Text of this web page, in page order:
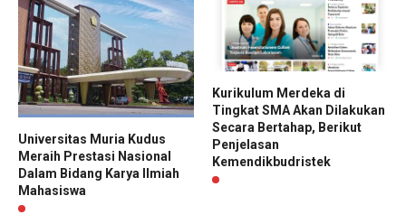
Universitas Muria Kudus
Meraih Prestasi Nasional
Dalam Bidang Karya Ilmiah
Mahasiswa
Kurikulum Merdeka di
Tingkat SMA Akan Dilakukan
Secara Bertahap, Berikut
Penjelasan
Kemendikbudristek